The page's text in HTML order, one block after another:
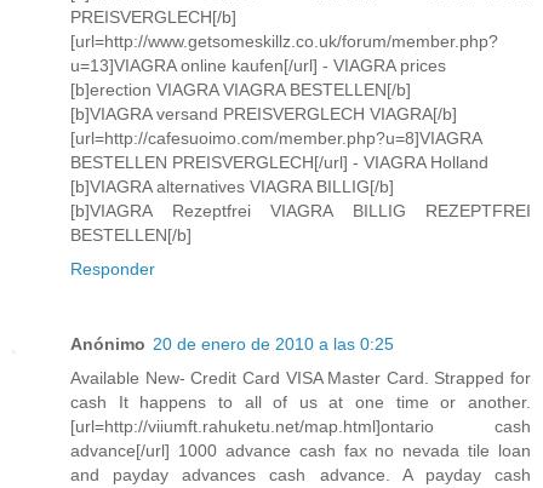
PREISVERGLECH[/b]
[url=http://www.getsomeskillz.co.uk/forum/member.php?
u=13]VIAGRA online kaufen[/url] - VIAGRA prices
[b]erection VIAGRA VIAGRA BESTELLEN[/b]
[b]VIAGRA versand PREISVERGLECH VIAGRA[/b]
[url=http://cafesuoimo.com/member.php?u=8]VIAGRA
BESTELLEN PREISVERGLECH[/url] - VIAGRA Holland
[b]VIAGRA alternatives VIAGRA BILLIG[/b]
[b]VIAGRA Rezeptfrei VIAGRA BILLIG REZEPTFREI
BESTELLEN[/b]
Responder
Anónimo 20 de enero de 2010 a las 0:25
Available New- Credit Card VISA Master Card. Strapped for
cash It happens to all of us at one time or another.
[url=http://viiumft.rahuketu.net/map.html]ontario cash
advance[/url] 1000 advance cash fax no nevada tile loan
and payday advances cash advance. A payday cash